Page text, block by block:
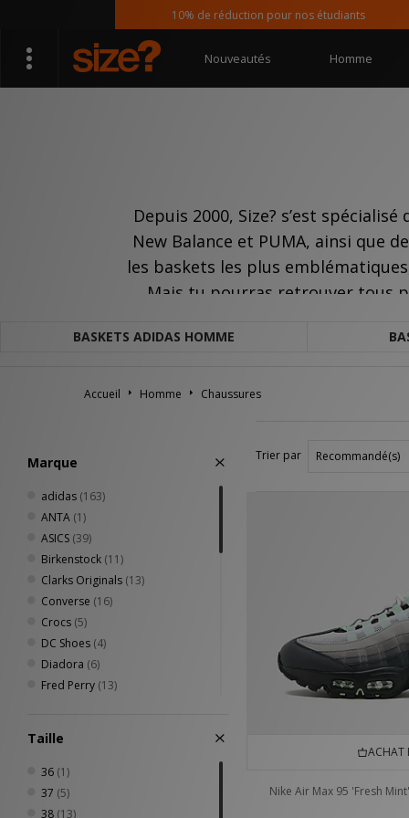
10% de réduction pour nos étudiants
Nouveautés Homme
Depuis 2000, Size? s’est
New Balance et PUMA, ainsi que
les baskets les plus
Mais tu pourras retrouver tous
BASKETS ADIDAS HOMME
Accueil Homme Chaussures
Marque
adidas (163)
ANTA (1)
ASICS (39)
Birkenstock (11)
Clarks Originals (13)
Converse (16)
Crocs (5)
DC Shoes (4)
Diadora (6)
Fred Perry (13)
Jordan
Keen(13)
Lacoste
Mizuno
Taille
36 (1)
37 (5)
38 (13)
Trier par
ACHAT
Nike Air Max 95 'Fresh Mint'